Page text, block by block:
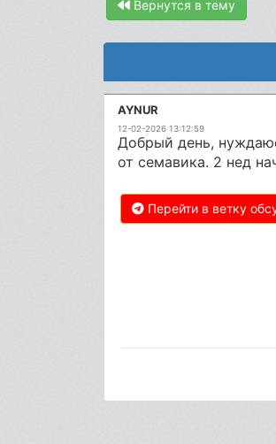
Вернутся в тему
AYNUR
12-02-2026 13:12:59
Добрый день,
от семавика. 2 нед
Перейти в ветку